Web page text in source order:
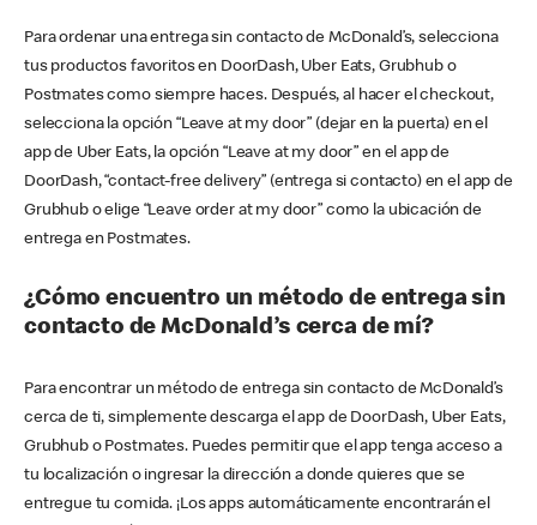
Para ordenar una entrega sin contacto de McDonald’s, selecciona
tus productos favoritos en DoorDash, Uber Eats, Grubhub o
Postmates como siempre haces. Después, al hacer el checkout,
selecciona la opción “Leave at my door” (dejar en la puerta) en el
app de Uber Eats, la opción “Leave at my door” en el app de
DoorDash, “contact-free delivery” (entrega si contacto) en el app de
Grubhub o elige “Leave order at my door” como la ubicación de
entrega en Postmates.
¿Cómo encuentro un método de entrega sin
contacto de McDonald’s cerca de mí?
Para encontrar un método de entrega sin contacto de McDonald’s
cerca de ti, simplemente descarga el app de DoorDash, Uber Eats,
Grubhub o Postmates. Puedes permitir que el app tenga acceso a
tu localización o ingresar la dirección a donde quieres que se
entregue tu comida. ¡Los apps automáticamente encontrarán el